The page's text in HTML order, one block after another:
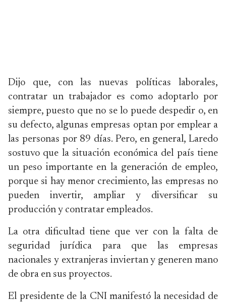
Dijo que, con las nuevas políticas laborales,
contratar un trabajador es como adoptarlo por
siempre, puesto que no se lo puede despedir o, en
su defecto, algunas empresas optan por emplear a
las personas por 89 días. Pero, en general, Laredo
sostuvo que la situación económica del país tiene
un peso importante en la generación de empleo,
porque si hay menor crecimiento, las empresas no
pueden invertir, ampliar y diversificar su
producción y contratar empleados.
La otra dificultad tiene que ver con la falta de
seguridad jurídica para que las empresas
nacionales y extranjeras inviertan y generen mano
de obra en sus proyectos.
El presidente de la CNI manifestó la necesidad de